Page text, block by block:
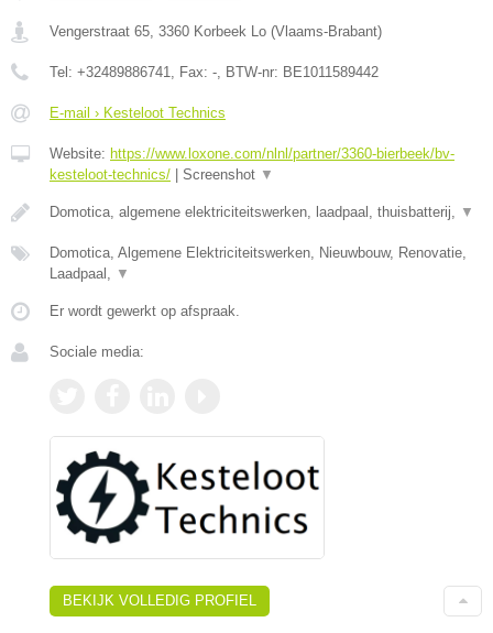
Vengerstraat 65 3360 Korbeek Lo (Vlaams-Brabant)
Tel: +32489886741 , Fax: - , BTW-nr: BE1011589442
E-mail › Kesteloot Technics
Website: https://www.loxone.com/nlnl/partner/3360-bierbeek/bv-
kesteloot-technics/ | Screenshot ▼
Domotica, algemene elektriciteitswerken, laadpaal, thuisbatterij, ▼
Domotica, Algemene Elektriciteitswerken, Nieuwbouw, Renovatie,
Laadpaal,
▼
Er wordt gewerkt op afspraak.
Sociale media:
BEKIJK VOLLEDIG PROFIEL